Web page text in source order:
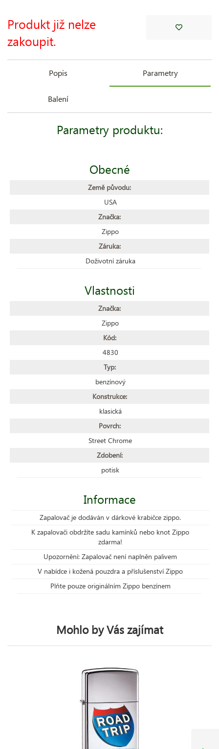
Produkt již nelze
zakoupit.
Popis Parametry
Balení
Parametry produktu:
Obecné
Země původu:
USA
Značka:
Zippo
Záruka:
Doživotní záruka
Vlastnosti
Značka:
Zippo
Kód:
4830
Typ:
benzínový
Konstrukce:
klasická
Povrch:
Street Chrome
Zdobení:
potisk
Informace
Zapalovač je dodáván v dárkové krabičce zippo.
K zapalovači obdržíte sadu kamínků nebo knot Zippo
zdarma!
Upozornění: Zapalovač není naplněn palivem
V nabídce i kožená pouzdra a příslušenství Zippo
Plňte pouze originálním Zippo benzínem
Mohlo by Vás zajímat